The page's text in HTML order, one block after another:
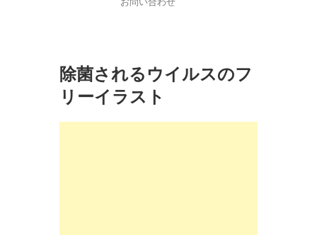
除菌されるウイルスのフ
リーイラスト